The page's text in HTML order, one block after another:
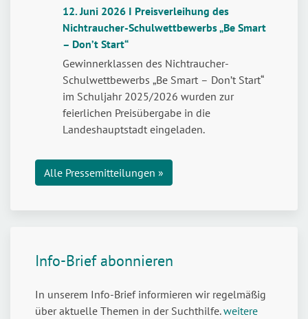
nicht
risikofrei
Jugendliche
stark
machen
für
den
mit
12. Juni 2026 I Preisverleihung des
Nichtraucher-Schulwettbewerbs „Be Smart
– Don’t Start“
Gewinnerklassen des Nichtraucher-
Schulwettbewerbs „Be Smart – Don’t Start“
im Schuljahr 2025/2026 wurden zur
feierlichen Preisübergabe in die
Landeshauptstadt eingeladen.
Alle Pressemitteilungen »
Info-Brief abonnieren
In unserem Info-Brief informieren wir regelmäßig
über aktuelle Themen in der Suchthilfe.weitere